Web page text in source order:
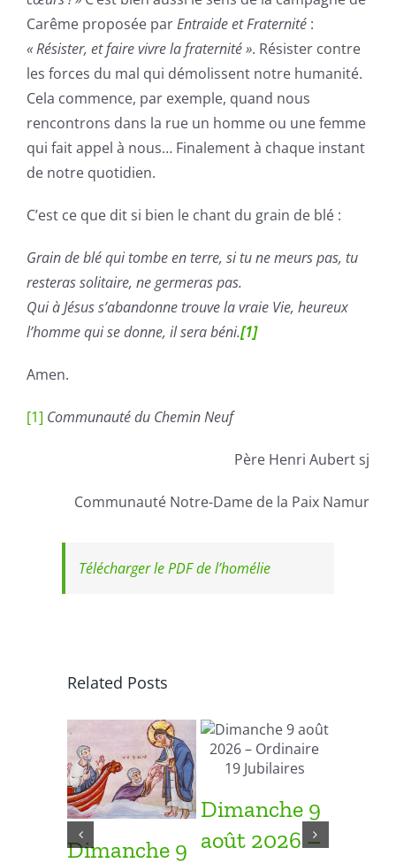
Carême proposée parEntraide et Fraternité:
« Résister, et faire vivre la fraternité ». Résister contre
les forces du mal qui démolissent notre humanité.
Cela commence, par exemple, quand nous
rencontrons dans la rue un homme ou une femme
qui fait appel à nous… Finalement à chaque instant
de notre quotidien.
C’est ce que dit si bien le chant du grain de blé :
Grain de blé qui tombe en terre, si tu ne meurs pas, tu
resteras solitaire, ne germeras pas.
Qui à Jésus s’abandonne trouve la vraie Vie, heureux
l’homme qui se donne, il sera béni.[1]
Amen.
[1] Communauté du Chemin Neuf
Père Henri Aubert sj
Communauté Notre-Dame de la Paix Namur
Télécharger le PDF de l’homélie
Related Posts
Dimanche 9
Dimanche 9
août 2026 –